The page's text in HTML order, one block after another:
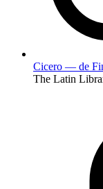
Cicero — de
The Latin